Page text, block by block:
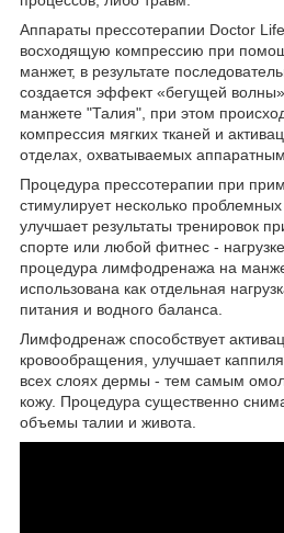
Аппараты прессотерапии Doctor
восходящую компрессию при
манжет, в результате
создается эффект «бегущей
манжете "Талия", при этом
компрессия мягких тканей и
отделах, охватываемых
Процедура прессотерапии при
стимулирует несколько
улучшает результаты тренировок
спорте или любой фитнес -
процедура лимфодренажа на
использована как отдельная
питания и водного баланса.
Лимфодренаж способствует
кровообращения, улучшает
всех слоях дермы - тем самым
кожу. Процедура существенно
объемы талии и живота.